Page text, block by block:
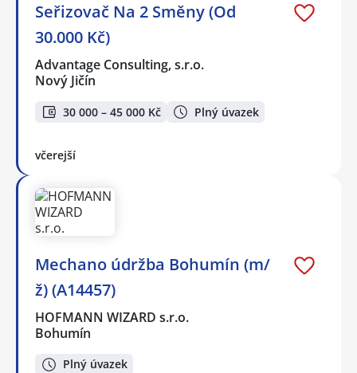
Seřizovač Na 2 Směny (Od
30.000 Kč)
Advantage Consulting, s.r.o.
Nový Jičín
30 000 – 45 000 Kč Plný úvazek
včerejší
Mechano údržba Bohumín (m/
ž) (A14457)
HOFMANN WIZARD s.r.o.
Bohumín
Plný úvazek